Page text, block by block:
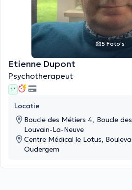
5 Foto's
Etienne Dupont
Psychotherapeut
1 '
Locatie
Boucle des Métiers 4, Boucle
Louvain-La-Neuve
Centre Médical le Lotus,
Oudergem